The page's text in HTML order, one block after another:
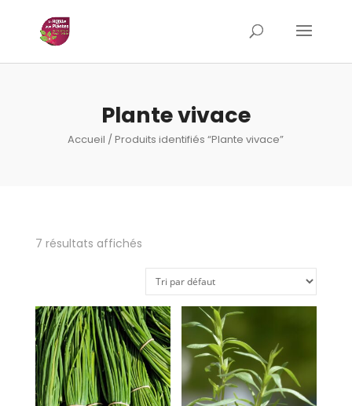
Plante vivace
Accueil / Produits identifiés “Plante vivace”
7 résultats affichés